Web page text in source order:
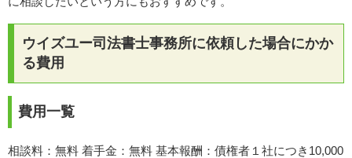
ウイズユー司法書士事務所に依頼した場合にかか
る費用
費用一覧
相談料：無料 着手金：無料 基本報酬：債権者１社につき10,000